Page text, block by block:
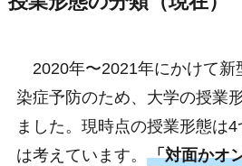
2020年〜2021年にかけて新
染症予防のため、大学の授業
ました。現時点の授業形態は
は考えています。 「対面かオ